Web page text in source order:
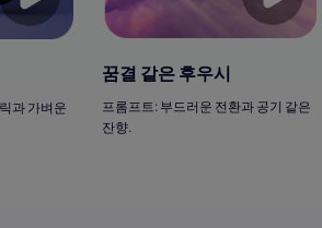
과 가벼운
꿈결 같은 후우시
프롬프트: 부드러운 전환과 공기 같은
잔향.